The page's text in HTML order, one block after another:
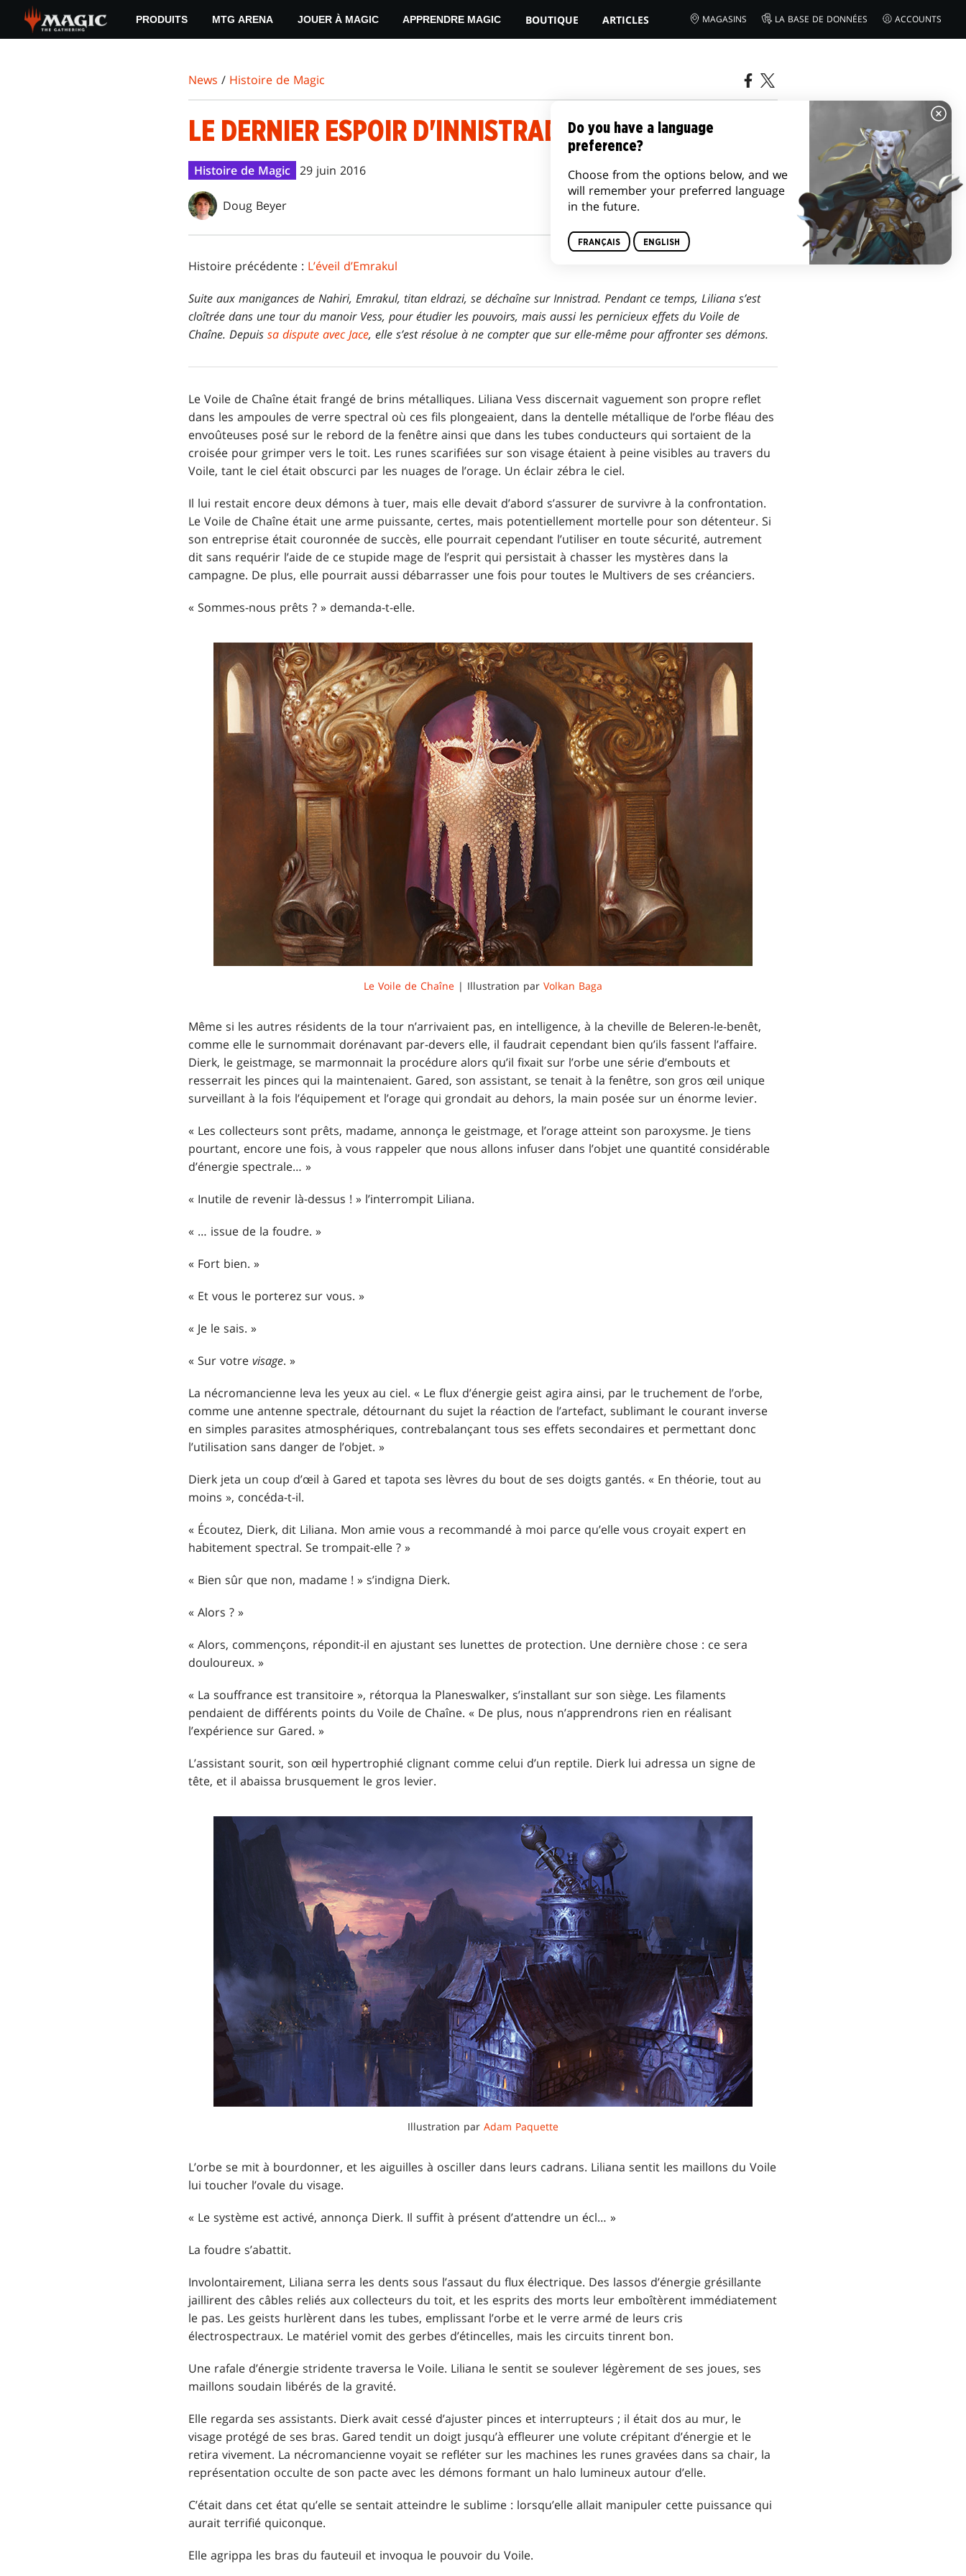
main
PRODUITS MTG ARENA JOUER À MAGIC APPRENDRE MAGIC BOUTIQUE ARTICLES MAGASINS LA BASE DE DONNÉES ACCOUNTS
News / Histoire de Magic
LE DERNIER ESPOIR D'INNISTRAD
Histoire de Magic 29 juin 2016
Doug Beyer
Histoire précédente : L’éveil d’Emrakul
Suite aux manigances de Nahiri, Emrakul, titan eldrazi, se déchaîne sur Innistrad. Pendant ce temps, Liliana s’est
cloîtrée dans une tour du manoir Vess, pour étudier les pouvoirs, mais aussi les pernicieux effets du Voile de
Chaîne. Depuis sa dispute avec Jace, elle s’est résolue à ne compter que sur elle-même pour affronter ses démons.
Le Voile de Chaîne était frangé de brins métalliques. Liliana Vess discernait vaguement son propre reflet
dans les ampoules de verre spectral où ces fils plongeaient, dans la dentelle métallique de l’orbe fléau des
envoûteuses posé sur le rebord de la fenêtre ainsi que dans les tubes conducteurs qui sortaient de la
croisée pour grimper vers le toit. Les runes scarifiées sur son visage étaient à peine visibles au travers du
Voile, tant le ciel était obscurci par les nuages de l’orage. Un éclair zébra le ciel.
Il lui restait encore deux démons à tuer, mais elle devait d’abord s’assurer de survivre à la confrontation.
Le Voile de Chaîne était une arme puissante, certes, mais potentiellement mortelle pour son détenteur. Si
son entreprise était couronnée de succès, elle pourrait cependant l’utiliser en toute sécurité, autrement
dit sans requérir l’aide de ce stupide mage de l’esprit qui persistait à chasser les mystères dans la
campagne. De plus, elle pourrait aussi débarrasser une fois pour toutes le Multivers de ses créanciers.
« Sommes-nous prêts ? » demanda-t-elle.
Le Voile de Chaîne | Illustration par Volkan Baga
Même si les autres résidents de la tour n’arrivaient pas, en intelligence, à la cheville de Beleren-le-benêt,
comme elle le surnommait dorénavant par-devers elle, il faudrait cependant bien qu’ils fassent l’affaire.
Dierk, le geistmage, se marmonnait la procédure alors qu’il fixait sur l’orbe une série d’embouts et
resserrait les pinces qui la maintenaient. Gared, son assistant, se tenait à la fenêtre, son gros œil unique
surveillant à la fois l’équipement et l’orage qui grondait au dehors, la main posée sur un énorme levier.
« Les collecteurs sont prêts, madame, annonça le geistmage, et l’orage atteint son paroxysme. Je tiens
pourtant, encore une fois, à vous rappeler que nous allons infuser dans l’objet une quantité considérable
d’énergie spectrale… »
« Inutile de revenir là-dessus ! » l’interrompit Liliana.
« … issue de la foudre. »
« Fort bien. »
« Et vous le porterez sur vous. »
« Je le sais. »
« Sur votre visage. »
La nécromancienne leva les yeux au ciel. « Le flux d’énergie geist agira ainsi, par le truchement de l’orbe,
comme une antenne spectrale, détournant du sujet la réaction de l’artefact, sublimant le courant inverse
en simples parasites atmosphériques, contrebalançant tous ses effets secondaires et permettant donc
l’utilisation sans danger de l’objet. »
Dierk jeta un coup d’œil à Gared et tapota ses lèvres du bout de ses doigts gantés. « En théorie, tout au
moins », concéda-t-il.
« Écoutez, Dierk, dit Liliana. Mon amie vous a recommandé à moi parce qu’elle vous croyait expert en
habitement spectral. Se trompait-elle ? »
« Bien sûr que non, madame ! » s’indigna Dierk.
« Alors ? »
« Alors, commençons, répondit-il en ajustant ses lunettes de protection. Une dernière chose : ce sera
douloureux. »
« La souffrance est transitoire », rétorqua la Planeswalker, s’installant sur son siège. Les filaments
pendaient de différents points du Voile de Chaîne. « De plus, nous n’apprendrons rien en réalisant
l’expérience sur Gared. »
L’assistant sourit, son œil hypertrophié clignant comme celui d’un reptile. Dierk lui adressa un signe de
tête, et il abaissa brusquement le gros levier.
Illustration par Adam Paquette
L’orbe se mit à bourdonner, et les aiguilles à osciller dans leurs cadrans. Liliana sentit les maillons du Voile
lui toucher l’ovale du visage.
« Le système est activé, annonça Dierk. Il suffit à présent d’attendre un écl… »
La foudre s’abattit.
Involontairement, Liliana serra les dents sous l’assaut du flux électrique. Des lassos d’énergie grésillante
jaillirent des câbles reliés aux collecteurs du toit, et les esprits des morts leur emboîtèrent immédiatement
le pas. Les geists hurlèrent dans les tubes, emplissant l’orbe et le verre armé de leurs cris
électrospectraux. Le matériel vomit des gerbes d’étincelles, mais les circuits tinrent bon.
Une rafale d’énergie stridente traversa le Voile. Liliana le sentit se soulever légèrement de ses joues, ses
maillons soudain libérés de la gravité.
Elle regarda ses assistants. Dierk avait cessé d’ajuster pinces et interrupteurs ; il était dos au mur, le
visage protégé de ses bras. Gared tendit un doigt jusqu’à effleurer une volute crépitant d’énergie et le
retira vivement. La nécromancienne voyait se refléter sur les machines les runes gravées dans sa chair, la
représentation occulte de son pacte avec les démons formant un halo lumineux autour d’elle.
C’était dans cet état qu’elle se sentait atteindre le sublime : lorsqu’elle allait manipuler cette puissance qui
aurait terrifié quiconque.
Elle agrippa les bras du fauteuil et invoqua le pouvoir du Voile.
Do you have a language
preference?
Choose from the options below, and we
will remember your preferred language
in the future.
FRANÇAIS ENGLISH